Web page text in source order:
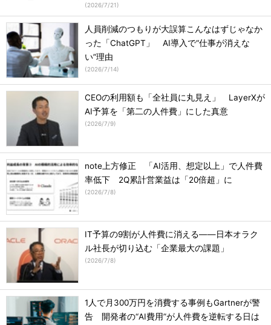
(2026/7/21)
人員削減のつもりが大誤算こんなはずじゃなか
った「ChatGPT」 AI導入で“仕事が消えな
い”理由
(2026/7/14)
CEOの利用額も「全社員に丸見え」 LayerXが
AI予算を「第二の人件費」にした真意
(2026/7/9)
note上方修正 「AI活用、想定以上」で人件費
率低下 2Q累計営業益は「20倍超」に
(2026/7/8)
IT予算の9割が人件費に消える――日本オラク
ル社長が切り込む「企業最大の課題」
(2026/7/8)
1人で月300万円を消費する事例もGartnerが警
告 開発者の“AI費用”が人件費を逆転する日は